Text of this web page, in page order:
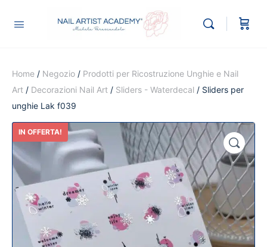
Home / Negozio / Prodotti per Ricostruzione Unghie e Nail
Art / Decorazioni Nail Art / Sliders - Waterdecal / Sliders per
unghie Lak f039
IN OFFERTA!
🔍